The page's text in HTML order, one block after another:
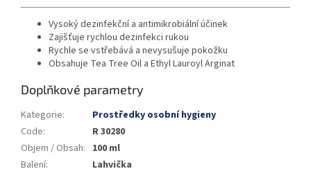
Vysoký dezinfekční a antimikrobiální účinek
Zajišťuje rychlou dezinfekci rukou
Rychle se vstřebává a nevysušuje pokožku
Obsahuje Tea Tree Oil a Ethyl Lauroyl Arginat
Doplňkové parametry
Kategorie:
Prostředky osobní hygieny
Code:
R 30280
Objem / Obsah: 100 ml
Balení: Lahvička